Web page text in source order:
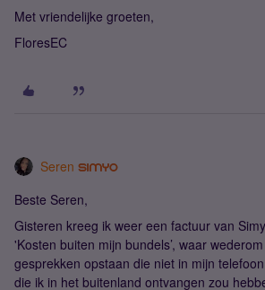
Met vriendelijke groeten,
FloresEC
Seren
Beste Seren,
Gisteren kreeg ik weer een factuur van
'Kosten buiten mijn bundels’, waar
gesprekken opstaan die niet in mijn
die ik in het buitenland ontvangen zou